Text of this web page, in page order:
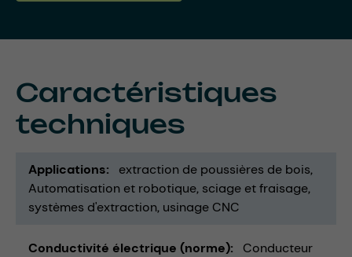
Caractéristiques
techniques
Applications
extraction de poussières de bois
Automatisation et robotique sciage et fraisage
systèmes d'extraction usinage CNC
Conductivité électrique (norme)
Conducteur